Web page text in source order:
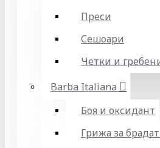
Преси
Сешоари
Четки и
Barba Italiana
Боя и оксидант
Грижа за